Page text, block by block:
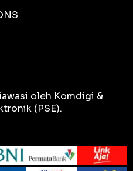
oleh Komdigi &
(PSE).